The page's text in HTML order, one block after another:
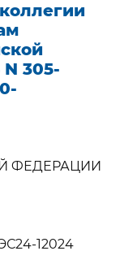
305-
ФЕДЕРАЦИИ
12024